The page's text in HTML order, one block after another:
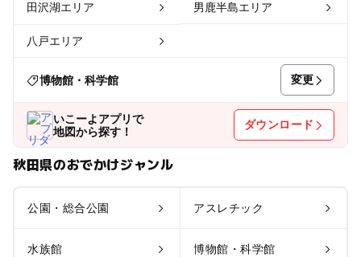
田沢湖エリア 男鹿半島エリア
八戸エリア
博物館・科学館 変更
いこーよアプリで
地図から探す！
ダウンロード
秋田県のおでかけジャンル
公園・総合公園 アスレチック
水族館 博物館・科学館